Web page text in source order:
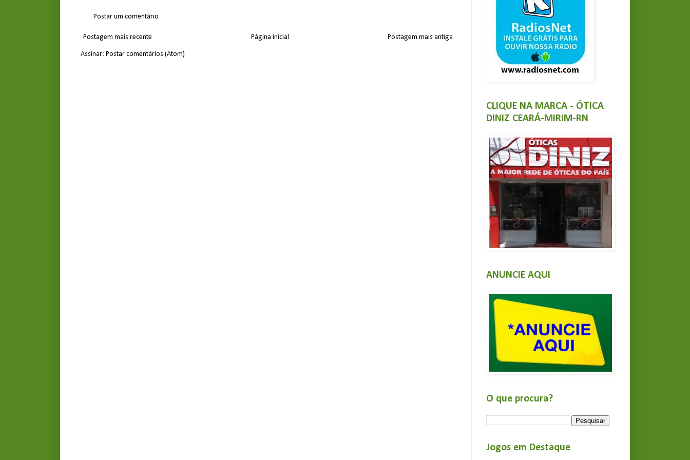
Postar um comentário
Postagem mais recente Postagem mais antiga
Página inicial
Assinar: Postar comentários (Atom)
CLIQUE NA MARCA - ÓTICA
DINIZ CEARÁ-MIRIM-RN
ANUNCIE AQUI
O que procura?
Jogos em Destaque